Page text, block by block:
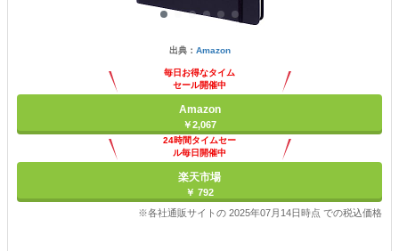
出典： Amazon
毎日お得なタイム
セール開催中
Amazon
￥2,067
24時間タイムセー
ル毎日開催中
楽天市場
￥ 792
※各社通販サイトの 2025年07月14日時点 での税込価格